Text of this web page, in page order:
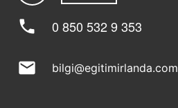
phone 0 850 532 9 353
mail bilgi@egitimirlanda.com